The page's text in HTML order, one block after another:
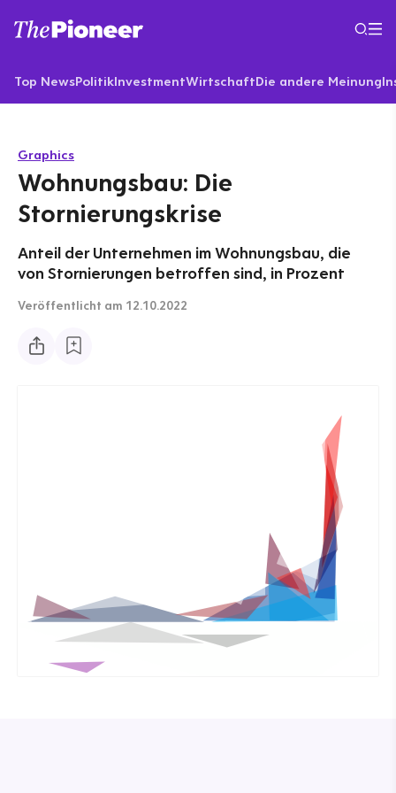
Top NewsPolitikInvestmentWirtschaftDie andere Meinung
Graphics
Wohnungsbau: Die
Stornierungskrise
Anteil der Unternehmen im Wohnungsbau, die
von Stornierungen betroffen sind, in Prozent
Veröffentlicht am 12.10.2022